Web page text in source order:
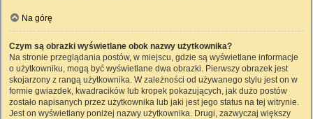
Na górę
Czym są obrazki wyświetlane obok nazwy użytkownika?
Na stronie przeglądania postów, w miejscu, gdzie są wyświetlane informacje
o użytkowniku, mogą być wyświetlane dwa obrazki. Pierwszy obrazek jest
skojarzony z rangą użytkownika. W zależności od używanego stylu jest on w
formie gwiazdek, kwadracików lub kropek pokazujących, jak dużo postów
zostało napisanych przez użytkownika lub jaki jest jego status na tej witrynie.
Jest on wyświetlany poniżej nazwy użytkownika. Drugi, zazwyczaj większy